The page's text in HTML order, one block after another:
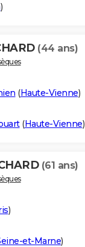
)
(44 ans)
(Haute-Vienne)
(Haute-Vienne)
(61 ans)
)
et-Marne)